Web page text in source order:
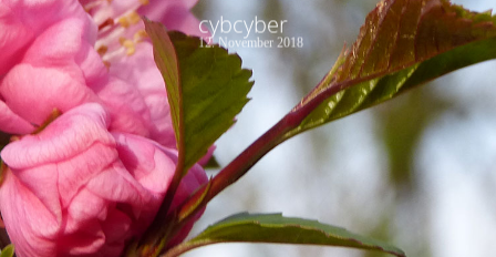
cybcyber
12. November 2018